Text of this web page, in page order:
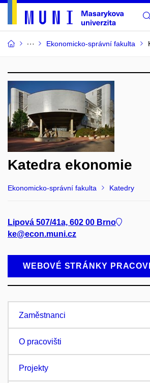
Ekonomicko-správní fakulta
Katedra ekonomie
Ekonomicko-správní fakulta Katedry
Lipová 507/41a, 602 00 Brno
ke@econ.muni.cz
WEBOVÉ STRÁNKY
Zaměstnanci
O pracovišti
Projekty